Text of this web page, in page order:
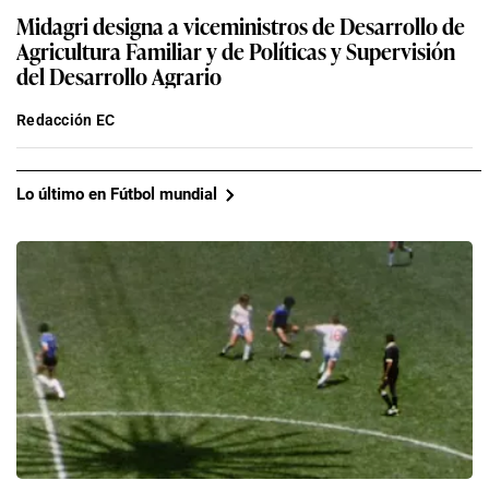
Midagri designa a viceministros de Desarrollo de
Agricultura Familiar y de Políticas y Supervisión
del Desarrollo Agrario
Redacción EC
Lo último en Fútbol mundial